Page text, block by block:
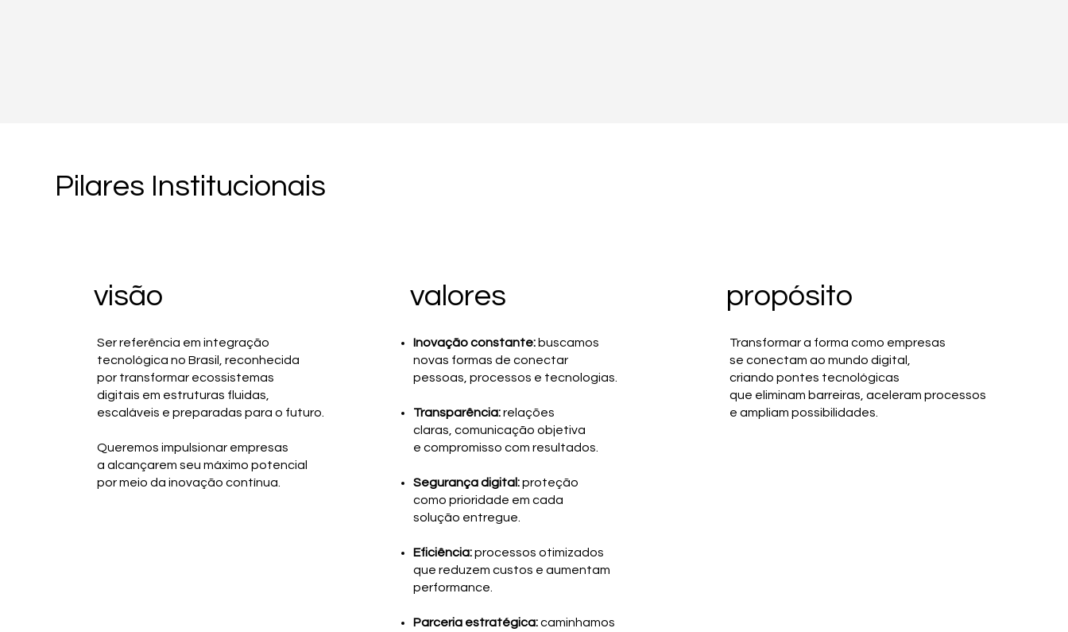
Pilares Institucionais
propósito
Transformar a forma como empresas
se conectam ao mundo digital,
criando pontes tecnológicas
que eliminam barreiras, aceleram processos
e ampliam possibilidades.
valores
Inovação constante: buscamos
novas formas de conectar
pessoas, processos e tecnologias.
Transparência:relações
claras, comunicação objetiva
e compromisso com resultados.
Segurança digital:proteção
como prioridade em cada
solução entregue.
Eficiência:processos otimizados
que reduzem custos e aumentam
performance.
Parceria estratégica:caminhamos
visão
Ser referência em integração
tecnológica no Brasil, reconhecida
por transformar ecossistemas
digitais em estruturas fluidas,
escaláveis e preparadas para o futuro.
Queremos impulsionar empresas
a alcançarem seu máximo potencial
por meio da inovação contínua.